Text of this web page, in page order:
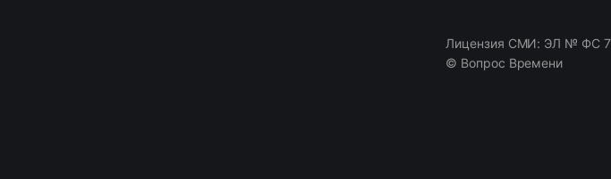
Лицензия СМИ: ЭЛ № ФС
© Вопрос Времени